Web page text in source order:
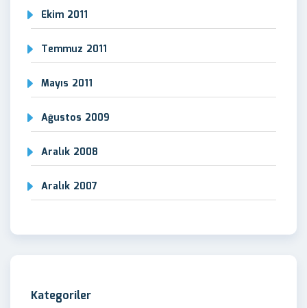
Ekim 2011
Temmuz 2011
Mayıs 2011
Ağustos 2009
Aralık 2008
Aralık 2007
Kategoriler